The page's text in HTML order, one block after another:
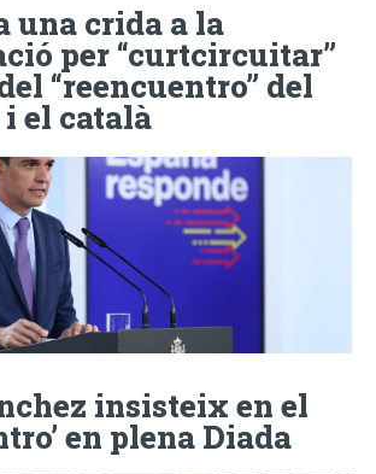
una crida a la
per “curtcircuitar”
“reencuentro” del
el català
insisteix en el
en plena Diada